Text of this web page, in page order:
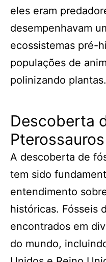
eles eram
desempenhavam
ecossistemas pré-
populações de
polinizando plantas.
Descoberta
Pterossauros
A descoberta de
tem sido
entendimento
históricas. Fósseis
encontrados em
do mundo,